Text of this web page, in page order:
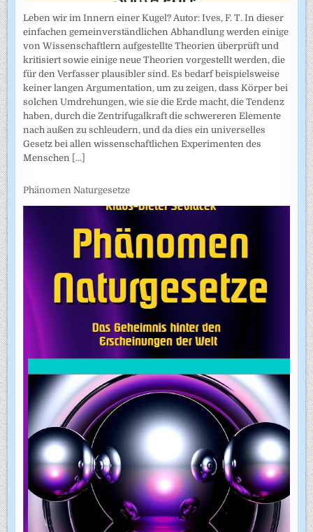
Leben wir im Innern einer Kugel? Autor: Ives, F. T. In dieser
einfachen gemeinverständlichen Abhandlung werden einige
von Wissenschaftlern aufgestellte Theorien überprüft und
kritisiert sowie einige neue Theorien vorgestellt werden, die
für den Verfasser plausibler sind. Es bedarf beispielsweise
keiner langen Argumentation, um zu zeigen, dass Körper bei
solchen Umdrehungen, wie sie die Erde macht, die Tendenz
haben, durch die Zentrifugalkraft die schwereren Elemente
nach außen zu schleudern, und da dies ein universelles
Gesetz bei allen wissenschaftlichen Experimenten des
Menschen [...]
Phänomen Naturgesetze